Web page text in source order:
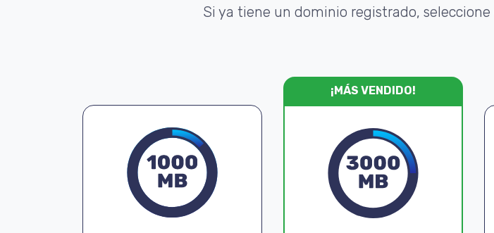
Si ya tiene un dominio registrado,
¡MÁS VENDIDO!